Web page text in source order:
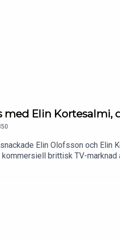
med Elin Kortesalmi,
Elin Olofsson och Elin
brittisk TV-
IT-miljonären Freddie
och producenten